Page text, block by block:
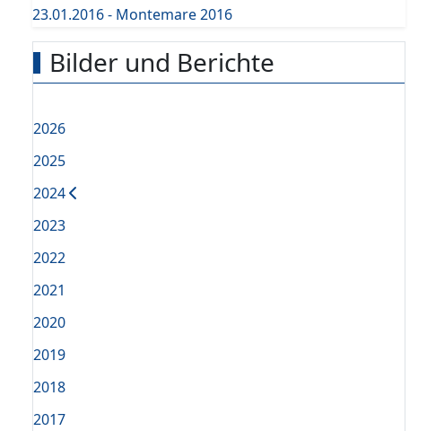
23.01.2016 - Montemare 2016
Bilder und Berichte
2026
2025
2024
2023
2022
2021
2020
2019
2018
2017